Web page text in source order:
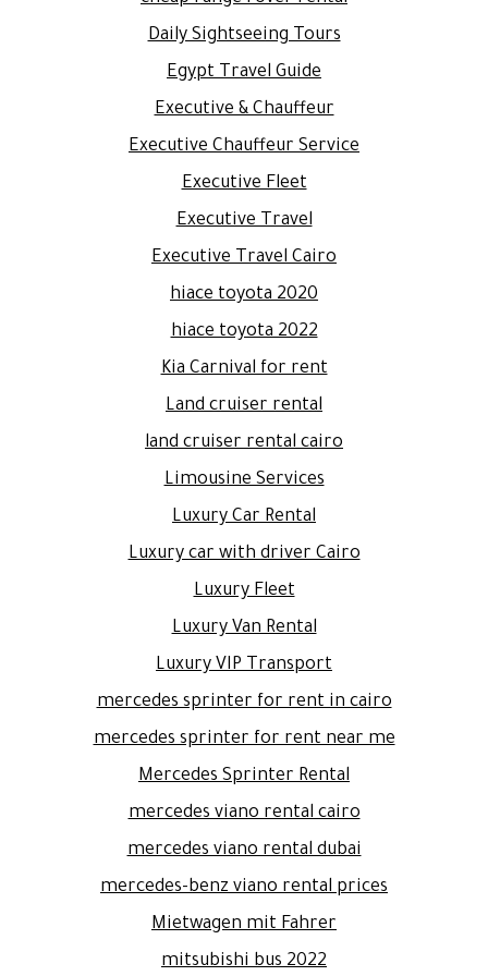
Daily Sightseeing Tours
Egypt Travel Guide
Executive & Chauffeur
Executive Chauffeur Service
Executive Fleet
Executive Travel
Executive Travel Cairo
hiace toyota 2020
hiace toyota 2022
Kia Carnival for rent
Land cruiser rental
land cruiser rental cairo
Limousine Services
Luxury Car Rental
Luxury car with driver Cairo
Luxury Fleet
Luxury Van Rental
Luxury VIP Transport
mercedes sprinter for rent in cairo
mercedes sprinter for rent near me
Mercedes Sprinter Rental
mercedes viano rental cairo
mercedes viano rental dubai
mercedes-benz viano rental prices
Mietwagen mit Fahrer
mitsubishi bus 2022